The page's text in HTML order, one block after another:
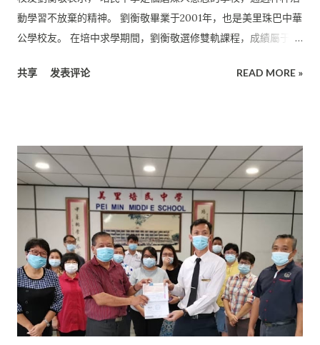
子， 也讓我累積了不少辦活動的經驗，創造許多美好的回憶。 培
中的老師都讓我印象深刻，包括指導我的劉進順、鍾碧琴、 貝美
多人對獨中的刻板印象就是獨中並不注重英語教育， 但事實上這
妮指出，培中非常看重學生在馬來語上的學習。 該校每年都會派
遣學生組織團隊參加砂拉越區的國語論壇比賽， 這讓她從中受益
不淺。 她也借此機會學會了正確的國語發音和表達方式， 促使她
在大學講解報告時不會因為害怕國語講得不好而感到不安和壓
力。 對於目前的生活，她表示，由於疫情關系， 她現在還在美里
進行線上學習， 組別課業也采用線上方式進行和呈交。 最令她感
到有趣的事是能與素未謀面的朋友進行線上會議， 因此而發生了
許多有趣的事情。 “法律系第一年的課程有6門主科。這些科目看
似簡單， 但其實課業繁重， 同時我也因此而對研究法律個案產生
了一定的興趣。 我希望疫情能夠趕快結束，讓我去到實體學校，
動學習不放棄的精神。 劉衡敬畢業于2001年，也是美里珠巴中華
公學校友。 在培中求學期間，劉衡敬選修雙軌課程，成績屬于中
名的成績。 在美里現代舞蹈比賽中，他獲得第二名。另外， 他在
際大學的一個分院， 是一所以英語授課的大規模的私立學院。 劉
衡敬因為有了獨中的課程作為基礎， 所以當時的學習並沒有遇到
什么太大的障礙，但就得努力學習英文。 在INTI國際學院選修机
械工程文憑的劉衡敬，經過多年努力， 獲得3個學期均是全科A等
的成績，并于2003年畢業。隨后， 劉衡敬就開創了自己的一番事
業。在創業的道路上， 他認為創業是辛苦的，守業更是艱辛。但
只要堅定方向， 不時檢討自己，勇于改變，最后一定成功。 他
說，無論出來社會或到新的環境，面對新挑戰， 培中生都能應付
得來。 劉衡敬為自己身為培中生而感到驕傲。他說， 會讓自己的
孩子加入培中大家庭，讓他們接受磨煉， 以便將來有能力面對种
共享 发表评论 READ MORE »